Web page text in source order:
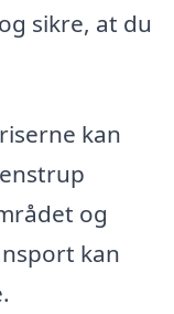
sikre, at du
kan
og
kan